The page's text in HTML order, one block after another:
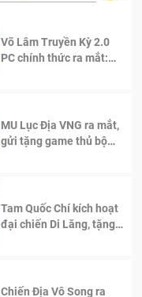
Võ Lâm Truyền Kỳ 2.0
PC chính thức ra mắt:
MU Lục Địa VNG ra mắt,
gửi tặng game thủ bộ
Tam Quốc Chí kích hoạt
đại chiến Di Lăng, tặng
Chiến Địa Vô Song ra